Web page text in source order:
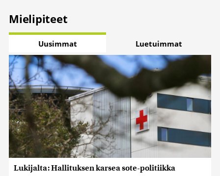
Mielipiteet
Uusimmat Luetuimmat
Lukijalta: Hallituksen karsea sote-politiikka